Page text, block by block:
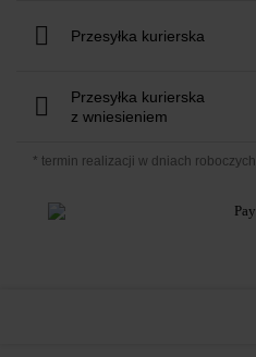
Przesyłka kurierska
Przesyłka kurierska
z wniesieniem
* termin realizacji w dniach roboczych